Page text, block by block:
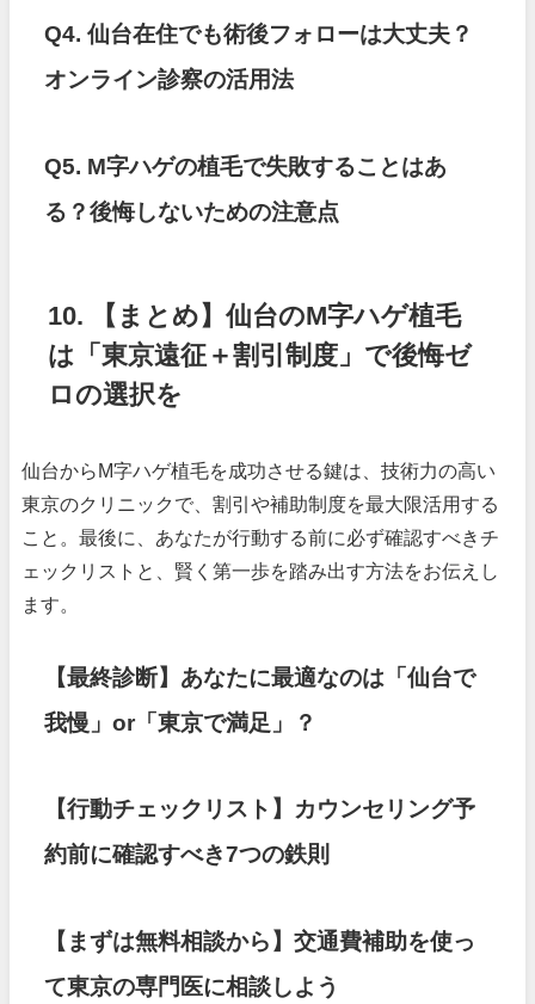
Q4. 仙台在住でも術後フォローは大丈夫？
オンライン診察の活用法
Q5. M字ハゲの植毛で失敗することはあ
る？後悔しないための注意点
10. 【まとめ】仙台のM字ハゲ植毛
は「東京遠征＋割引制度」で後悔ゼ
ロの選択を
仙台からM字ハゲ植毛を成功させる鍵は、技術力の高い
東京のクリニックで、割引や補助制度を最大限活用する
こと。最後に、あなたが行動する前に必ず確認すべきチ
ェックリストと、賢く第一歩を踏み出す方法をお伝えし
ます。
【最終診断】あなたに最適なのは「仙台で
我慢」or「東京で満足」？
【行動チェックリスト】カウンセリング予
約前に確認すべき7つの鉄則
【まずは無料相談から】交通費補助を使っ
て東京の専門医に相談しよう